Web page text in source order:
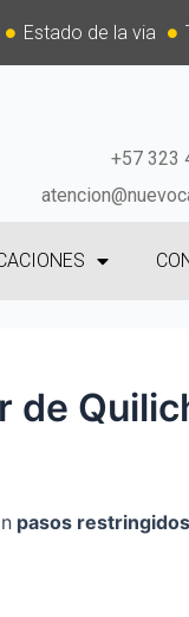
Estado de la via
+57 323
de
pasos